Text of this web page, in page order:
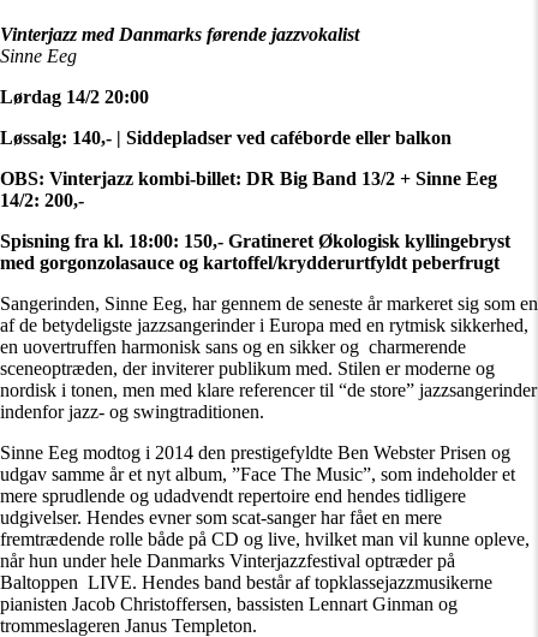
Vinterjazz med Danmarks førende jazzvokalist
Sinne Eeg
Lørdag 14/2 20:00
Løssalg: 140,- | Siddepladser ved caféborde eller balkon
OBS: Vinterjazz kombi-billet: DR Big Band 13/2 + Sinne Eeg
14/2: 200,-
Spisning fra kl. 18:00: 150,- Gratineret Økologisk kyllingebryst
med gorgonzolasauce og kartoffel/krydderurtfyldt peberfrugt
Sangerinden, Sinne Eeg, har gennem de seneste år markeret sig som en
af de betydeligste jazzsangerinder i Europa med en rytmisk sikkerhed,
en uovertruffen harmonisk sans og en sikker og charmerende
sceneoptræden, der inviterer publikum med. Stilen er moderne og
nordisk i tonen, men med klare referencer til “de store” jazzsangerinder
indenfor jazz- og swingtraditionen.
Sinne Eeg modtog i 2014 den prestigefyldte Ben Webster Prisen og
udgav samme år et nyt album, ”Face The Music”, som indeholder et
mere sprudlende og udadvendt repertoire end hendes tidligere
udgivelser. Hendes evner som scat-sanger har fået en mere
fremtrædende rolle både på CD og live, hvilket man vil kunne opleve,
når hun under hele Danmarks Vinterjazzfestival optræder på
Baltoppen LIVE. Hendes band består af topklassejazzmusikerne
pianisten Jacob Christoffersen, bassisten Lennart Ginman og
trommeslageren Janus Templeton.